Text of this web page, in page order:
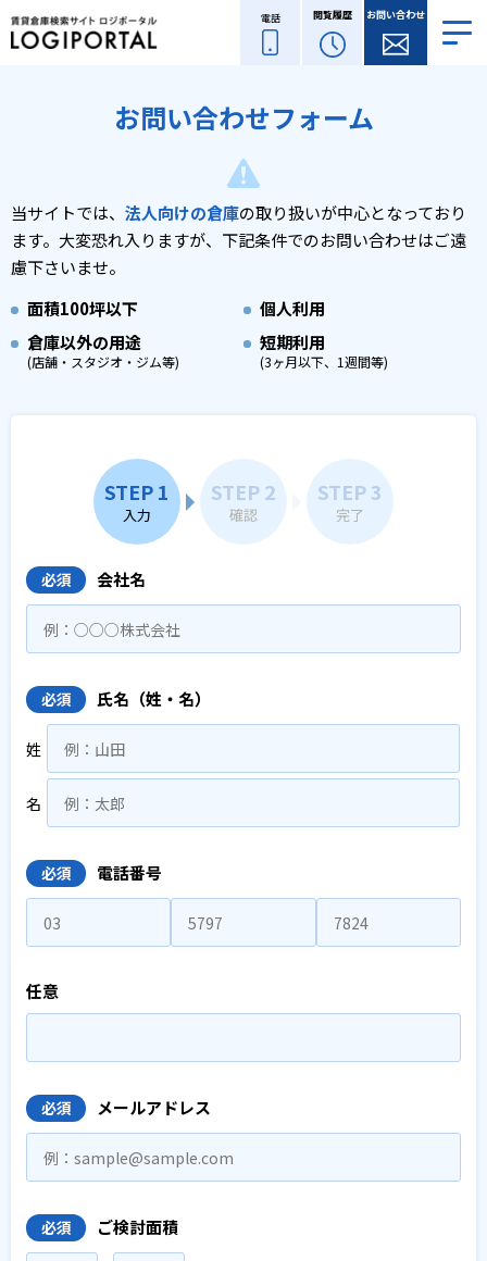
電話 閲覧履歴 お問い合わせ
お問い合わせフォーム
当サイトでは、 法人向けの倉庫の取り扱いが中心となっており
ます。 大変恐れ入りますが、下記条件でのお問い合わせはご遠
慮下さいませ。
面積100坪以下
個人利用
倉庫以外の用途
(店舗・スタジオ・ジム等)
短期利用
(3ヶ月以下、1週間等)
STEP 1
入力
STEP 2
確認
STEP 3
完了
必須 会社名
必須 氏名（姓・名）
姓
名
必須 電話番号
任意
必須 メールアドレス
必須 ご検討面積